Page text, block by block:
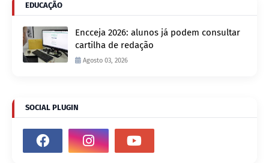
EDUCAÇÃO
Encceja 2026: alunos já podem consultar
cartilha de redação
Agosto 03, 2026
SOCIAL PLUGIN